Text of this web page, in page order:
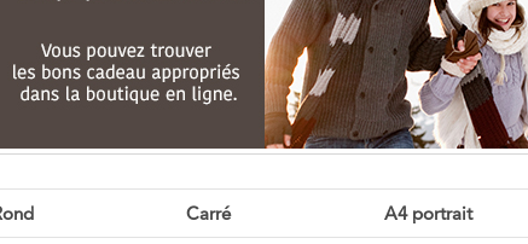
Carré A4 portrait